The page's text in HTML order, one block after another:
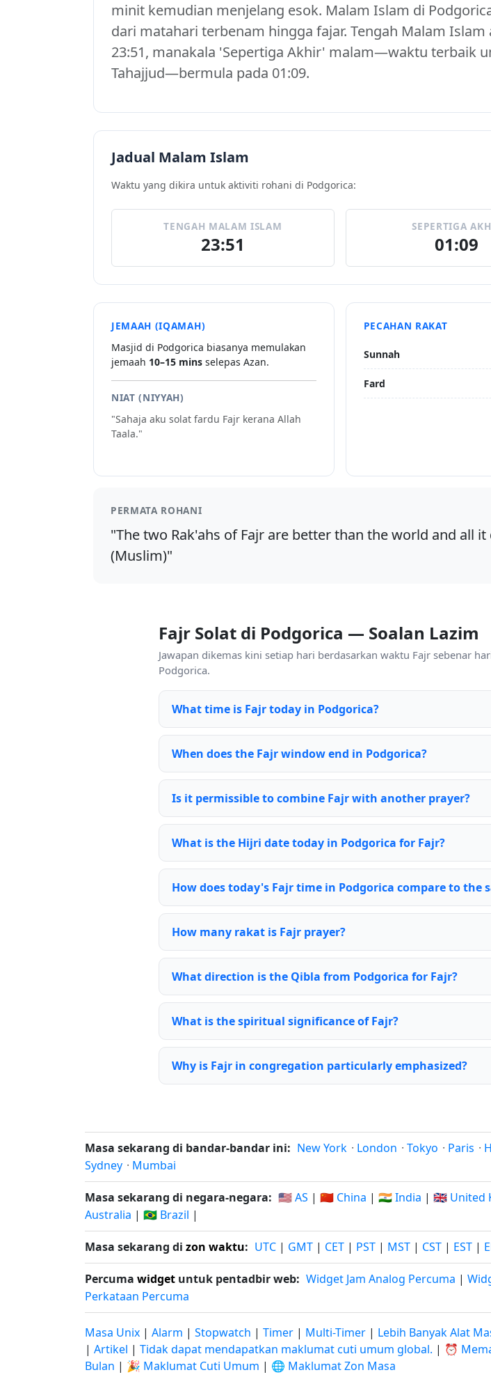
minit kemudian menjelang esok. Malam Islam di
dari matahari terbenam hingga fajar. Tengah Malam Islam
23:51, manakala 'Sepertiga Akhir' malam—waktu terbaik
Tahajjud—bermula pada 01:09.
Jadual Malam Islam
Waktu yang dikira untuk aktiviti rohani di Podgorica:
TENGAH MALAM ISLAM
23:51
SEPERTIGA
01:09
JEMAAH (IQAMAH)
Masjid di Podgorica biasanya memulakan
jemaah 10–15 mins selepas Azan.
NIAT (NIYYAH)
"Sahaja aku solat fardu Fajr kerana Allah
Taala."
PECAHAN RAKAT
Sunnah
Fard
PERMATA ROHANI
"The two Rak'ahs of Fajr are better than the world and all it
(Muslim)"
Fajr Solat di Podgorica — Soalan Lazim
Jawapan dikemas kini setiap hari berdasarkan waktu Fajr sebenar
Podgorica.
What time is Fajr today in Podgorica?
When does the Fajr window end in Podgorica?
Is it permissible to combine Fajr with another prayer?
What is the Hijri date today in Podgorica for Fajr?
How does today's Fajr time in Podgorica compare to the
How many rakat is Fajr prayer?
What direction is the Qibla from Podgorica for Fajr?
What is the spiritual significance of Fajr?
Why is Fajr in congregation particularly emphasized?
Masa sekarang di bandar-bandar ini: New York · London · Tokyo · Paris ·
Sydney · Mumbai
Masa sekarang di negara-negara: 🇺🇸 AS | 🇨🇳 China | 🇮🇳 India | 🇬🇧 United
Australia | 🇧🇷 Brazil |
Masa sekarang di zon waktu: UTC | GMT | CET | PST | MST | CST | EST |
Percuma widget untuk pentadbir web: Widget Jam Analog Percuma |
Perkataan Percuma
Masa Unix | Alarm | Stopwatch | Timer | Multi-Timer | Lebih Banyak Alat
| Artikel | Tidak dapat mendapatkan maklumat cuti umum global. | ⏰
Bulan | 🎉 Maklumat Cuti Umum | 🌐 Maklumat Zon Masa